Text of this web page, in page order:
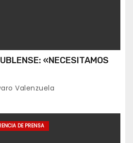
«NECESITAMOS
Valenzuela
DE PRENSA